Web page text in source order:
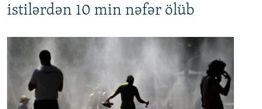
istilərdən 10 min nəfər ölüb